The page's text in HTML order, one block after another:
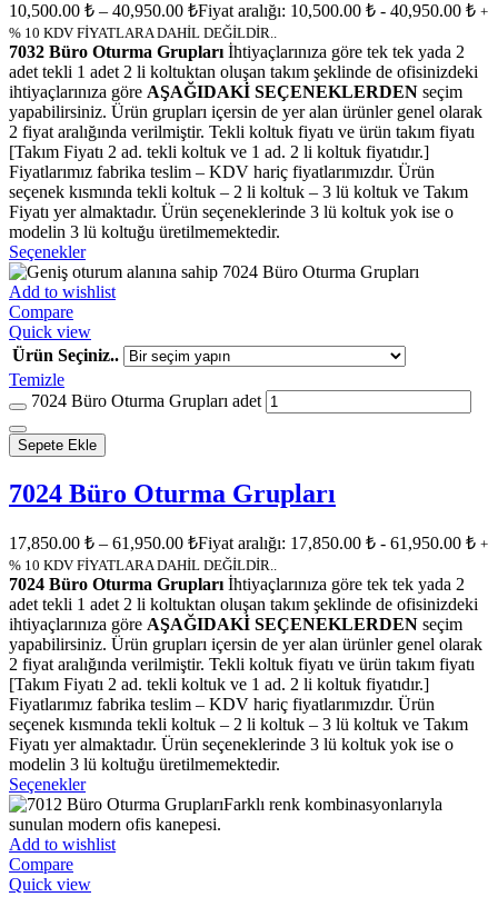
10,500.00 ₺ – 40,950.00 ₺Fiyat aralığı: 10,500.00 ₺ - 40,950.00 ₺ +
% 10 KDV FİYATLARA DAHİL DEĞİLDİR..
7032 Büro Oturma Grupları İhtiyaçlarınıza göre tek tek yada 2
adet tekli 1 adet 2 li koltuktan oluşan takım şeklinde de ofisinizdeki
ihtiyaçlarınıza göre AŞAĞIDAKİ SEÇENEKLERDEN seçim
yapabilirsiniz. Ürün grupları içersin de yer alan ürünler genel olarak
2 fiyat aralığında verilmiştir. Tekli koltuk fiyatı ve ürün takım fiyatı
[Takım Fiyatı 2 ad. tekli koltuk ve 1 ad. 2 li koltuk fiyatıdır.]
Fiyatlarımız fabrika teslim – KDV hariç fiyatlarımızdır. Ürün
seçenek kısmında tekli koltuk – 2 li koltuk – 3 lü koltuk ve Takım
Fiyatı yer almaktadır. Ürün seçeneklerinde 3 lü koltuk yok ise o
modelin 3 lü koltuğu üretilmemektedir.
Seçenekler
Add to wishlist
Compare
Quick view
Ürün Seçiniz..
Temizle
7024 Büro Oturma Grupları adet
Sepete Ekle
7024 Büro Oturma Grupları
17,850.00 ₺ – 61,950.00 ₺Fiyat aralığı: 17,850.00 ₺ - 61,950.00 ₺ +
% 10 KDV FİYATLARA DAHİL DEĞİLDİR..
7024 Büro Oturma Gruplarıİhtiyaçlarınıza göre tek tek yada 2
adet tekli 1 adet 2 li koltuktan oluşan takım şeklinde de ofisinizdeki
ihtiyaçlarınıza göre AŞAĞIDAKİ SEÇENEKLERDEN seçim
yapabilirsiniz. Ürün grupları içersin de yer alan ürünler genel olarak
2 fiyat aralığında verilmiştir. Tekli koltuk fiyatı ve ürün takım fiyatı
[Takım Fiyatı 2 ad. tekli koltuk ve 1 ad. 2 li koltuk fiyatıdır.]
Fiyatlarımız fabrika teslim – KDV hariç fiyatlarımızdır. Ürün
seçenek kısmında tekli koltuk – 2 li koltuk – 3 lü koltuk ve Takım
Fiyatı yer almaktadır. Ürün seçeneklerinde 3 lü koltuk yok ise o
modelin 3 lü koltuğu üretilmemektedir.
Seçenekler
Add to wishlist
Compare
Quick view